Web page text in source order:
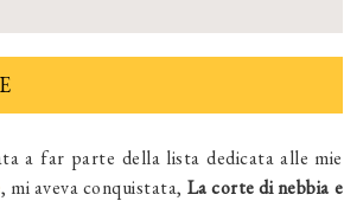
a far parte della lista dedicata alle mie
, mi aveva conquistata, La corte di nebbia e